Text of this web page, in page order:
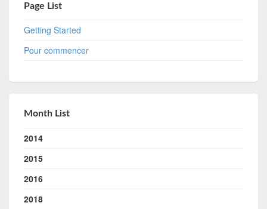
Page List
Getting Started
Pour commencer
Month List
2014
2015
2016
2018